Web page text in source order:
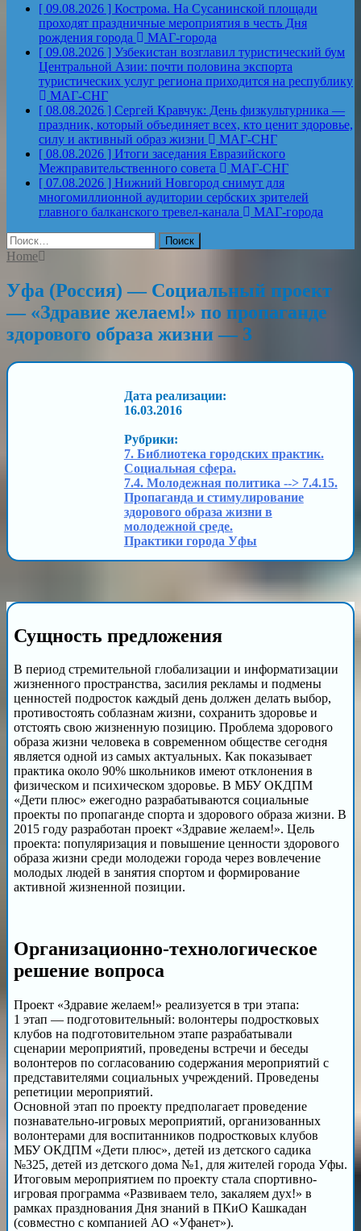
[ 09.08.2026 ] Кострома. На Сусанинской площади
проходят праздничные мероприятия в честь Дня
рождения города
МАГ-города
[ 09.08.2026 ] Узбекистан возглавил туристический бум
Центральной Азии: почти половина экспорта
туристических услуг региона приходится на республику
МАГ-СНГ
[ 08.08.2026 ] Сергей Кравчук: День физкультурника —
праздник, который объединяет всех, кто ценит здоровье,
силу и активный образ жизни
МАГ-СНГ
[ 08.08.2026 ] Итоги заседания Евразийского
Межправительственного совета
МАГ-СНГ
[ 07.08.2026 ] Нижний Новгород снимут для
многомиллионной аудитории сербских зрителей
главного балканского тревел-канала
МАГ-города
Найти:
Home
Уфа (Россия) — Социальный проект
— «Здравие желаем!» по пропаганде
здорового образа жизни — 3
Дата реализации:
16.03.2016
Рубрики:
7. Библиотека городских практик.
Социальная сфера.
7.4. Молодежная политика --> 7.4.15.
Пропаганда и стимулирование
здорового образа жизни в
молодежной среде.
Практики города Уфы
Сущность предложения
В период стремительной глобализации и информатизации
жизненного пространства, засилия рекламы и подмены
ценностей подросток каждый день должен делать выбор,
противостоять соблазнам жизни, сохранить здоровье и
отстоять свою жизненную позицию. Проблема здорового
образа жизни человека в современном обществе сегодня
является одной из самых актуальных. Как показывает
практика около 90% школьников имеют отклонения в
физическом и психическом здоровье. В МБУ ОКДПМ
«Дети плюс» ежегодно разрабатываются социальные
проекты по пропаганде спорта и здорового образа жизни. В
2015 году разработан проект «Здравие желаем!». Цель
проекта: популяризация и повышение ценности здорового
образа жизни среди молодежи города через вовлечение
молодых людей в занятия спортом и формирование
активной жизненной позиции.
Организационно-технологическое
решение вопроса
Проект «Здравие желаем!» реализуется в три этапа:
1 этап — подготовительный: волонтеры подростковых
клубов на подготовительном этапе разрабатывали
сценарии мероприятий, проведены встречи и беседы
волонтеров по согласованию содержания мероприятий с
представителями социальных учреждений. Проведены
репетиции мероприятий.
Основной этап по проекту предполагает проведение
познавательно-игровых мероприятий, организованных
волонтерами для воспитанников подростковых клубов
МБУ ОКДПМ «Дети плюс», детей из детского садика
№325, детей из детского дома №1, для жителей города Уфы.
Итоговым мероприятием по проекту стала спортивно-
игровая программа «Развиваем тело, закаляем дух!» в
рамках празднования Дня знаний в ПКиО Кашкадан
(совместно с компанией АО «Уфанет»).